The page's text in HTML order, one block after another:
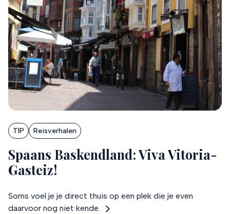
TIP Reisverhalen
Spaans Baskendland: Viva Vitoria-
Gasteiz!
Soms voel je je direct thuis op een plek die je even
daarvoor nog niet kende.